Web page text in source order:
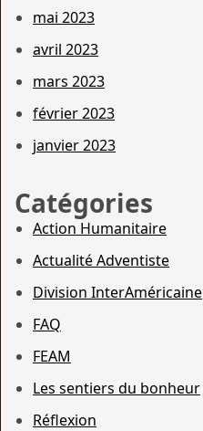
mai 2023
avril 2023
mars 2023
février 2023
janvier 2023
Catégories
Action Humanitaire
Actualité Adventiste
Division InterAméricaine
FAQ
FEAM
Les sentiers du bonheur
Réflexion